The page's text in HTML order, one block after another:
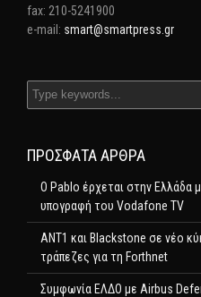
fax: 210-5241900
e-mail: smart@smartpress.gr
ΠΡΌΣΦΑΤΑ ΆΡΘΡΑ
Ο Pablo έρχεται στην Ελλάδα
υπογραφή του Vodafone TV
ΑΝΤ1 και Blackstone σε νέο
τράπεζες για τη Forthnet
Συμφωνία ΕΛΔΟ με Airbus